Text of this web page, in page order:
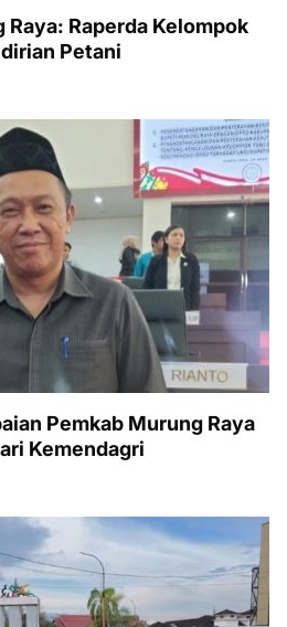
Raya: Raperda Kelompok
Petani
Pemkab Murung Raya
Kemendagri